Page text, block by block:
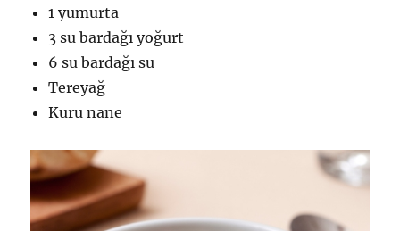
1 yumurta
3 su bardağı yoğurt
6 su bardağı su
Tereyağ
Kuru nane